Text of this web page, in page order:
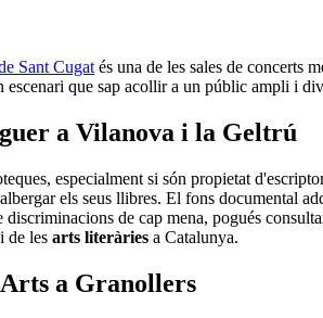
Sant Cugat és una de les sales de concerts
que sap acollir a un públic ampli i
a Vilanova i la Geltrú
especialment si són propietat
els seus llibres. El fons documental
de cap mena, pogués
de les arts literàries a Catalunya.
a Granollers